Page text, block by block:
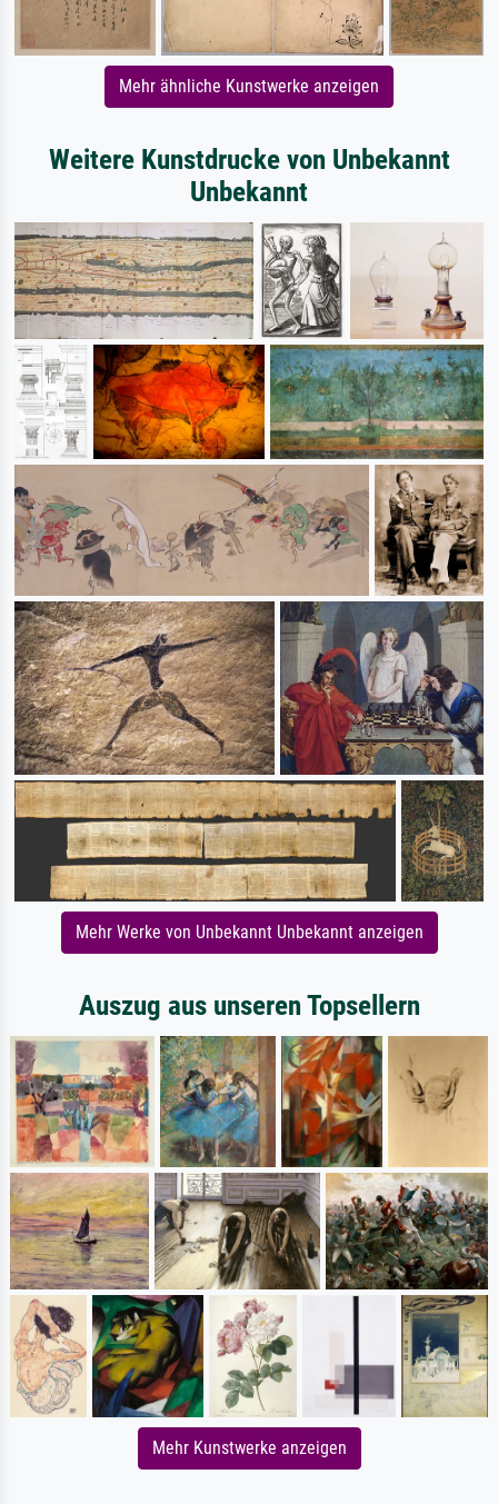
Mehr ähnliche Kunstwerke anzeigen
Weitere Kunstdrucke von Unbekannt
Unbekannt
Mehr Werke von Unbekannt Unbekannt anzeigen
Auszug aus unseren Topsellern
Mehr Kunstwerke anzeigen